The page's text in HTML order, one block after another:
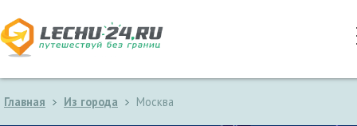
Главная Из города Москва